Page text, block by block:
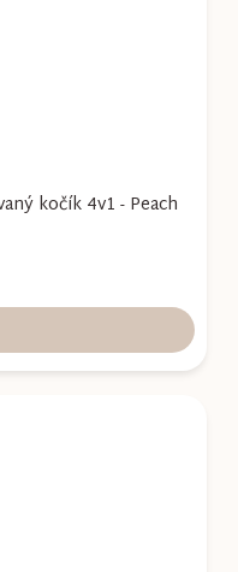
kočík 4v1 - Peach